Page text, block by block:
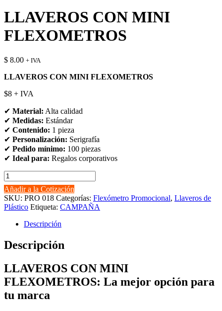
LLAVEROS CON MINI
FLEXOMETROS
$ 8.00 + IVA
LLAVEROS CON MINI FLEXOMETROS
$8 + IVA
✔ Material: Alta calidad
✔ Medidas: Estándar
✔ Contenido: 1 pieza
✔ Personalización: Serigrafía
✔ Pedido mínimo: 100 piezas
✔ Ideal para: Regalos corporativos
LLAVEROS
CON
MINI
FLEXOMETROS
cantidad
Añadir a la Cotización
SKU: PRO 018 Categorías: Flexómetro Promocional, Llaveros de
Plástico Etiqueta: CAMPAÑA
Descripción
Descripción
LLAVEROS CON MINI
FLEXOMETROS: La mejor opción para
tu marca